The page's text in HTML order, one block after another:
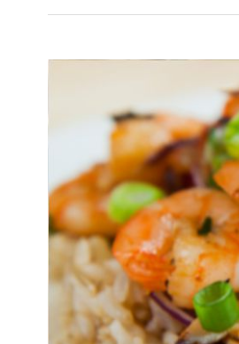
Nasi
Goreng
Udang
Saus
Tiram